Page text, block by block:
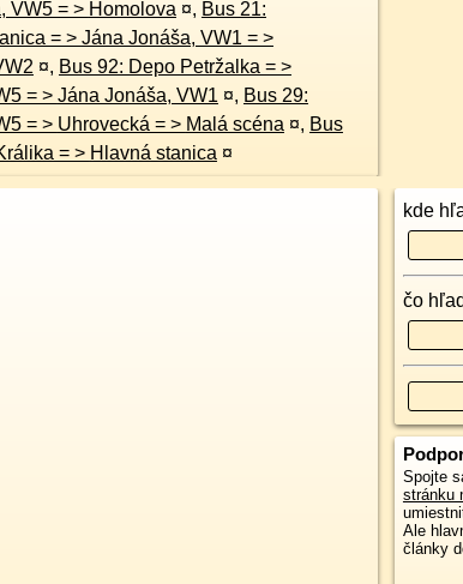
= > Opletalova, VW5 = > Homolova ¤, Bus 21:
VW1 = >
¤, Bus 92: Depo Petržalka = >
Opletalova, VW5 = > Jána Jonáša, VW1 ¤, Bus 29:
Opletalova, VW5 = > Uhrovecká = > Malá scéna ¤, Bus
N21: Štefana Králika = > Hlavná stanica ¤
kde
čo
Spojte
stránku
Ale
články